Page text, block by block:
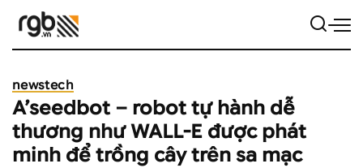
newstech
A’seedbot – robot tự hành dễ
thương như WALL-E được phát
minh để trồng cây trên sa mạc